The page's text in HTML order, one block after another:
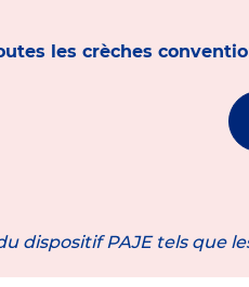
les crèches
dispositif PAJE tels que